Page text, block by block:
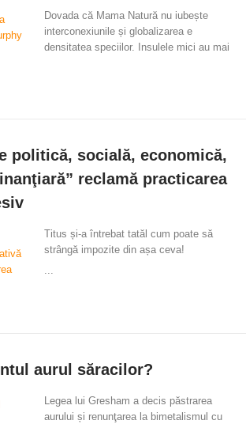
Dovada că Mama Natură nu iubește
interconexiunile și globalizarea e
densitatea speciilor. Insulele mici au mai
politică, socială, economică,
reclamă practicarea
Titus și-a întrebat tatăl cum poate să
strângă impozite din așa ceva!
...
aurul săracilor?
Legea lui Gresham a decis păstrarea
aurului și renunţarea la bimetalismul cu